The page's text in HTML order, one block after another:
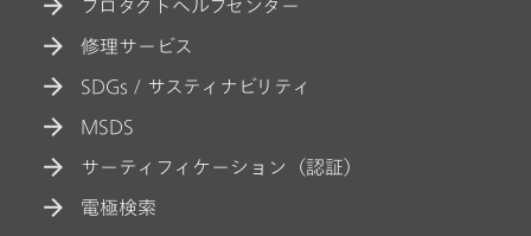
プロダクトヘルプセンター
修理サービス
SDGs / サスティナビリティ
MSDS
サーティフィケーション（認証）
電極検索